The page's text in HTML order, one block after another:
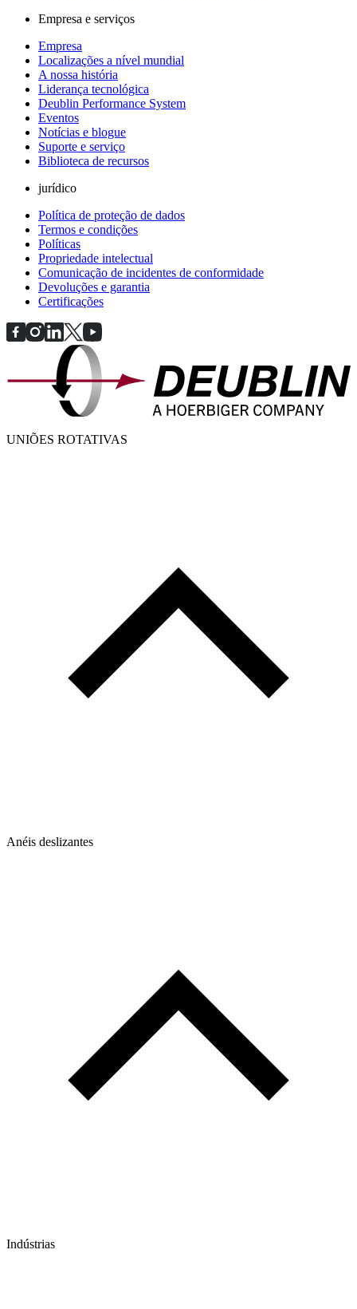
Empresa e serviços
Empresa
Localizações a nível mundial
A nossa história
Liderança tecnológica
Deublin Performance System
Eventos
Notícias e blogue
Suporte e serviço
Biblioteca de recursos
jurídico
Política de proteção de dados
Termos e condições
Políticas
Propriedade intelectual
Comunicação de incidentes de conformidade
Devoluções e garantia
Certificações
UNIÕES ROTATIVAS
Anéis deslizantes
Indústrias